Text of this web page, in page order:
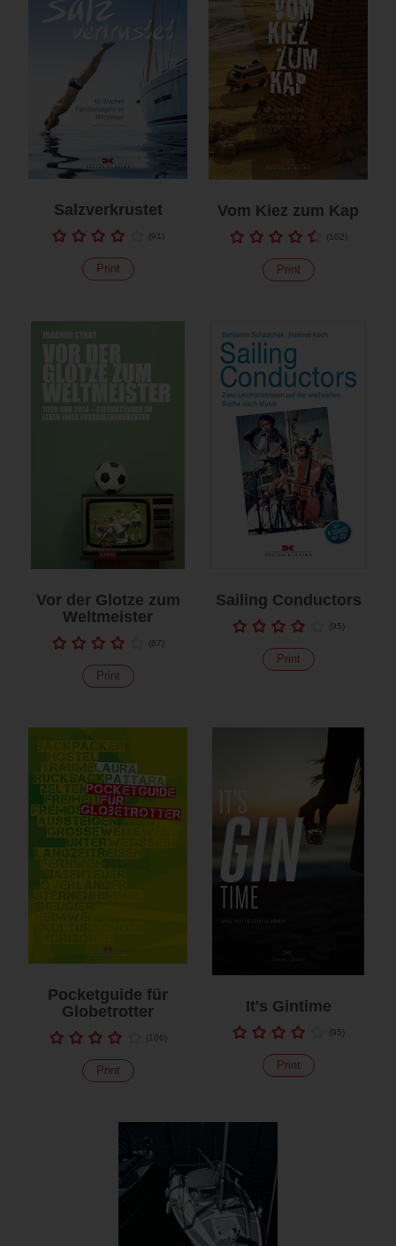
Salzverkrustet
(91 )
Print
Vom Kiez zum Kap
(102)
Print
Vor der Glotze zum
Weltmeister
(87)
Print
Sailing Conductors
(95)
Print
Pocketguide für
Globetrotter
(106)
Print
It's Gintime
(95)
Print